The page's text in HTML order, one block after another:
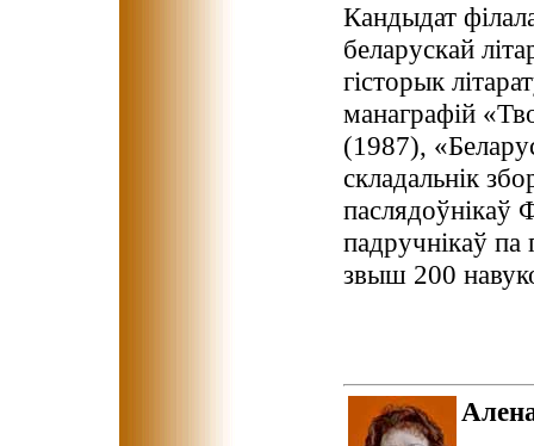
Кандыдат
беларускай
гісторык
манаграфій
(1987),
складальнік
падручнікаў па
звыш 200